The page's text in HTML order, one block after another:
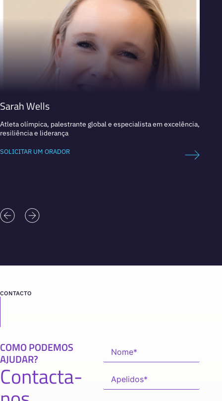
Sarah Wells
Atleta olímpica, palestrante global e especialista em excelência,
resiliência e liderança
SOLICITAR UM ORADOR
CONTACTO
COMO PODEMOS
AJUDAR?
Contacta-